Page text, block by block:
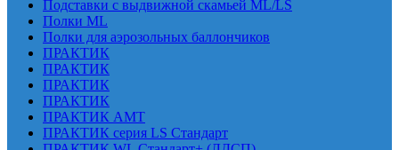
Подставки с выдвижной скамьей ML/LS
Полки ML
Полки для аэрозольных баллончиков
ПРАКТИК
ПРАКТИК
ПРАКТИК
ПРАКТИК
ПРАКТИК AMT
ПРАКТИК cерия LS Стандарт